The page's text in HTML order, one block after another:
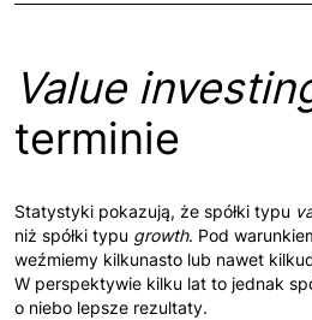
Value
terminie
Statystyki pokazują, że spółki typu
niż spółki typu growth. Pod
weźmiemy kilkunasto lub nawet
W perspektywie kilku lat to jednak
o niebo lepsze rezultaty.